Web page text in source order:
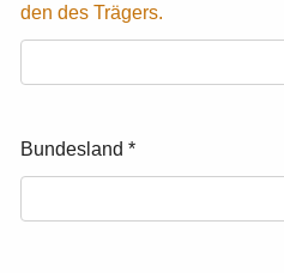
Bundesland*